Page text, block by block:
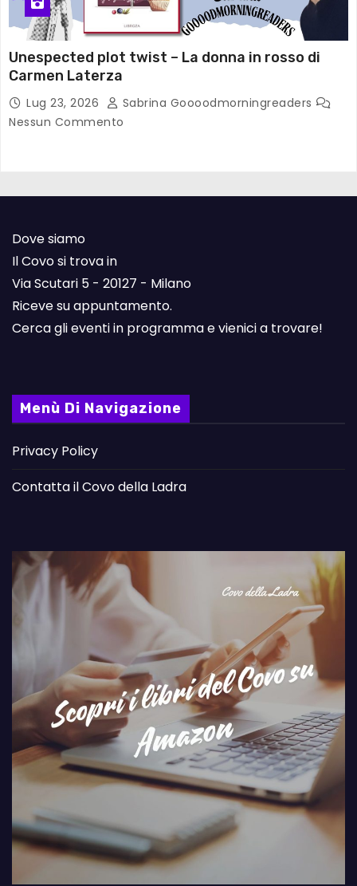
Unespected plot twist – La donna in rosso di
Carmen Laterza
Lug 23, 2026
Sabrina Goooodmorningreaders
Nessun Commento
Dove siamo
Il Covo si trova in
Via Scutari 5 - 20127 - Milano
Riceve su appuntamento.
Cerca gli eventi in programma e vienici a trovare!
Menù Di Navigazione
Privacy Policy
Contatta il Covo della Ladra